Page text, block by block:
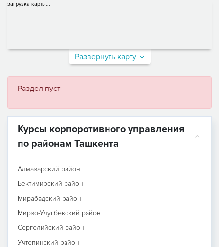
загрузка карты...
Развернуть карту
Раздел пуст
Курсы корпоротивного управления
по районам Ташкента
Алмазарский район
Бектимирский район
Мирабадский район
Мирзо-Улугбекский район
Сергелийский район
Учтепинский район